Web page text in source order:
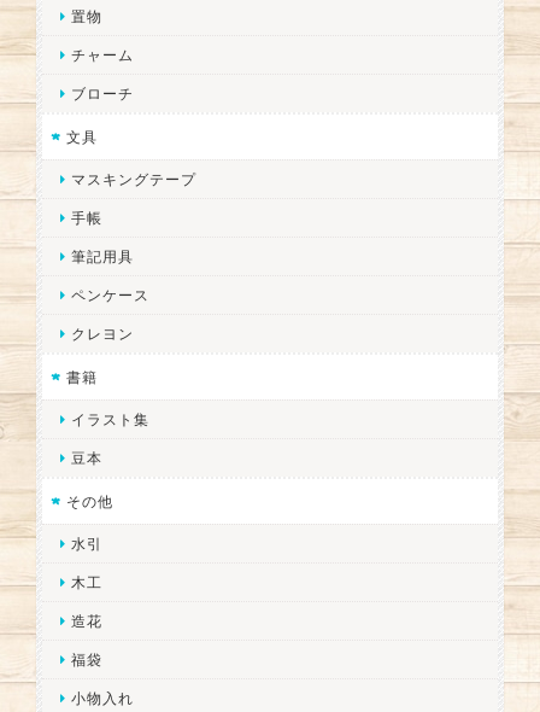
置物
チャーム
ブローチ
文具
マスキングテープ
手帳
筆記用具
ペンケース
クレヨン
書籍
イラスト集
豆本
その他
水引
木工
造花
福袋
小物入れ